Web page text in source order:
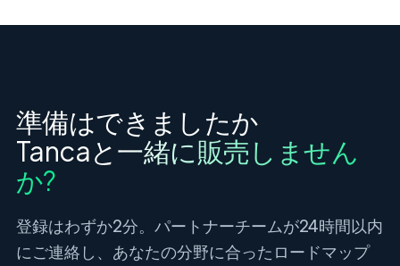
準備はできましたか
Tancaと一緒に販売しません
か?
登録はわずか2分。パートナーチームが24時間以内
にご連絡し、あなたの分野に合ったロードマップ